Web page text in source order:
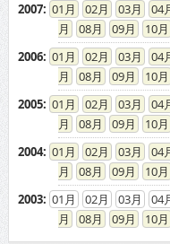
2007: 01 02 03 04
08
09 10
2006: 01 02 03 04
08
09 10
2005: 01 02 03 04
08
09 10
2004: 01 02 03 04
08
09 10
2003: 01 02 03 04
08
09 10